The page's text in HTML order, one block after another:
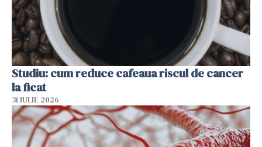
Studiu: cum reduce cafeaua riscul de cancer
la ficat
31 IULIE 2026